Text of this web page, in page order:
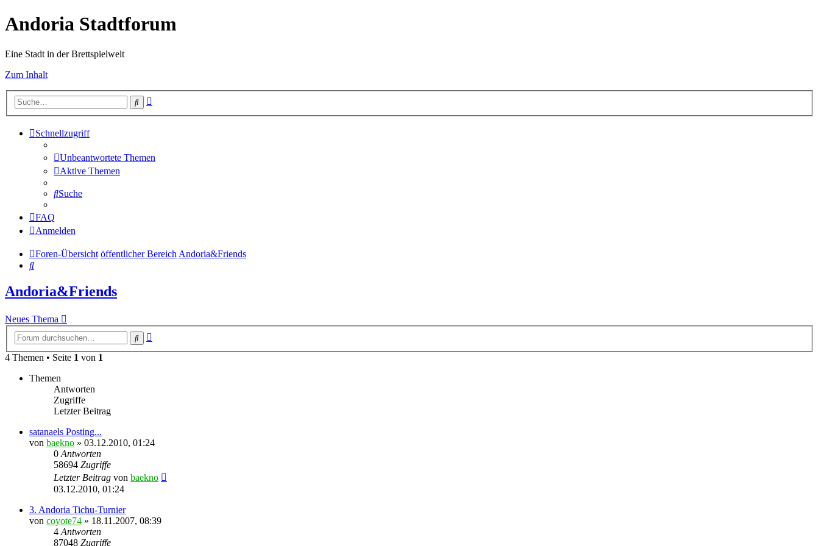
Andoria Stadtforum
Eine Stadt in der Brettspielwelt
Zum Inhalt
Suche
Schnellzugriff
Unbeantwortete Themen
Aktive Themen
Suche
FAQ
Anmelden
Foren-Übersicht öffentlicher BereichAndoria&Friends
Suche
Andoria&Friends
Neues Thema
Suche
4 Themen • Seite 1 von 1
Themen
Antworten
Zugriffe
Letzter Beitrag
satanaels Posting...
von baekno » 03.12.2010, 01:24
0 Antworten
58694 Zugriffe
Letzter Beitrag von baekno
03.12.2010, 01:24
3. Andoria Tichu-Turnier
von coyote74 » 18.11.2007, 08:39
4 Antworten
87048 Zugriffe